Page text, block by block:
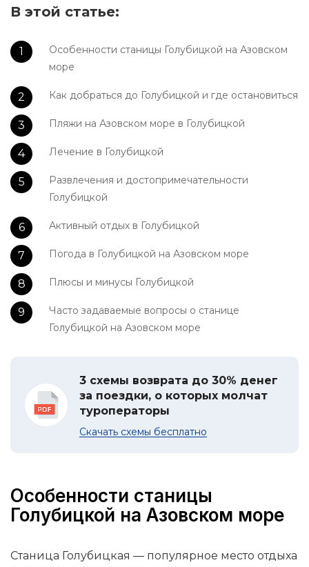
В этой статье:
Особенности станицы Голубицкой на Азовском
море
Как добраться до Голубицкой и где остановиться
Пляжи на Азовском море в Голубицкой
Лечение в Голубицкой
Развлечения и достопримечательности
Голубицкой
Активный отдых в Голубицкой
Погода в Голубицкой на Азовском море
Плюсы и минусы Голубицкой
Часто задаваемые вопросы о станице
Голубицкой на Азовском море
3 схемы возврата до 30% денег
за поездки, о которых молчат
туроператоры
Скачать схемы бесплатно
Особенности станицы
Голубицкой на Азовском море
Станица Голубицкая — популярное место отдыха